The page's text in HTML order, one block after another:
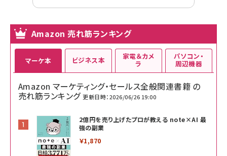
Amazon 売れ筋ランキング
マーケ本
Amazon マーケティング・セールス全般関連書籍 の
売れ筋ランキング 更新日時：2026/06/26 19:00
2億円を売り上げたプロが教える note×AI 最
強の副業
￥1,870
ビジネス本 家電＆カメ
ラ
パソコン・
周辺機器